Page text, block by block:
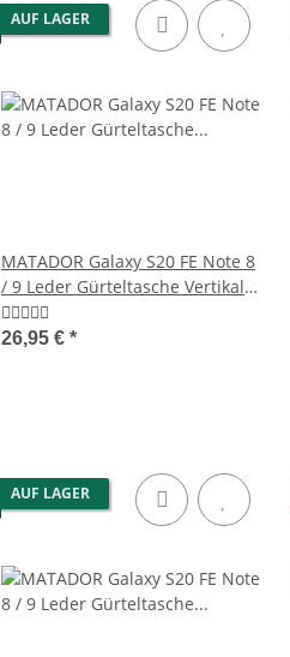
AUF LAGER
MATADOR Galaxy S20 FE Note 8
/ 9 Leder Gürteltasche Vertikal
Braun
26,95 € *
AUF LAGER